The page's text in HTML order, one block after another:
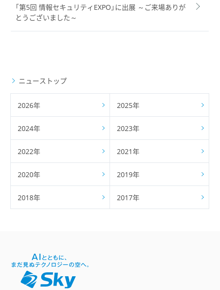
「第5回 情報セキュリティEXPO」に出展 ～ご来場ありが
とうございました～
ニューストップ
2026年 2025年
2024年 2023年
2022年 2021年
2020年 2019年
2018年 2017年